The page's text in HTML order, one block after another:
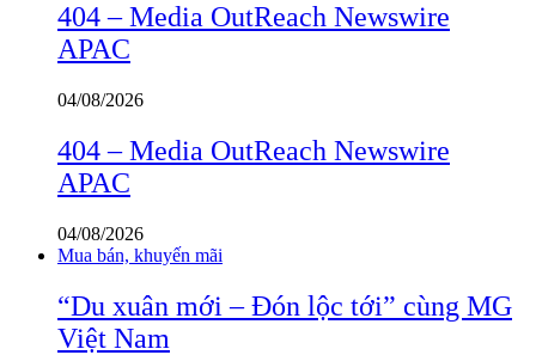
404 – Media OutReach Newswire
APAC
04/08/2026
404 – Media OutReach Newswire
APAC
04/08/2026
Mua bán, khuyến mãi
“Du xuân mới – Đón lộc tới” cùng MG
Việt Nam